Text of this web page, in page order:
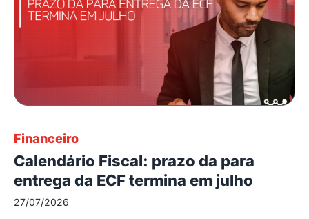
Financeiro
Calendário Fiscal: prazo da para
entrega da ECF termina em julho
27/07/2026